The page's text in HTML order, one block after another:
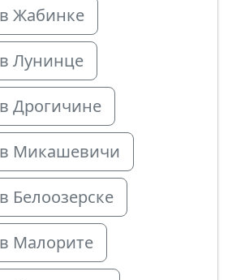
Жабинке
Лунинце
Дрогичине
Микашевичи
Белоозерске
Малорите